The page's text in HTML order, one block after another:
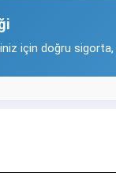
için doğru sigorta,